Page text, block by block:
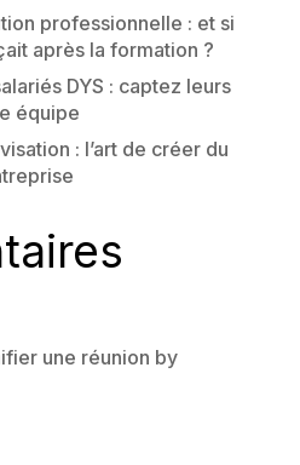
professionnelle : et si
après la formation ?
DYS : captez leurs
équipe
: l’art de créer du
une réunion by